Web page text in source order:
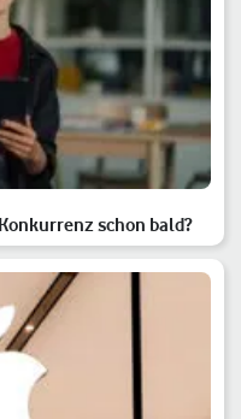
schon bald?